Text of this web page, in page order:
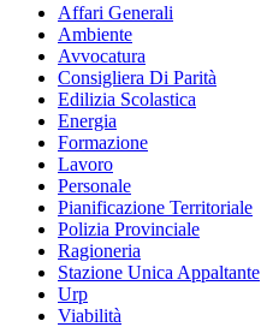
Affari Generali
Ambiente
Avvocatura
Consigliera Di Parità
Edilizia Scolastica
Energia
Formazione
Lavoro
Personale
Pianificazione Territoriale
Polizia Provinciale
Ragioneria
Stazione Unica Appaltante
Urp
Viabilità